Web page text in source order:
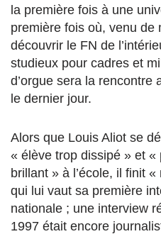
la première fois à une
première fois où, venu de
découvrir le FN de
studieux pour cadres et
d’orgue sera la rencontre
le dernier jour.
Alors que Louis Aliot se
« élève trop dissipé » et
brillant » à l’école, il finit
qui lui vaut sa première
nationale ; une interview
1997 était encore